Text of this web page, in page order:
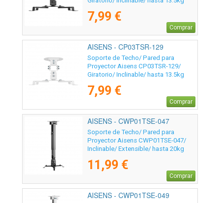
7,99 €
Comprar
AISENS - CP03TSR-129
Soporte de Techo/ Pared para
Proyector Aisens CP03TSR-129/
Giratorio/ Inclinable/ hasta 13.5kg
7,99 €
Comprar
AISENS - CWP01TSE-047
Soporte de Techo/ Pared para
Proyector Aisens CWP01TSE-047/
Inclinable/ Extensible/ hasta 20kg
11,99 €
Comprar
AISENS - CWP01TSE-049